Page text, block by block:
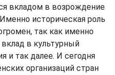
вкладом в возрождение
историческая роль
так как именно
в культурный
и так далее. И сегодня
организаций стран